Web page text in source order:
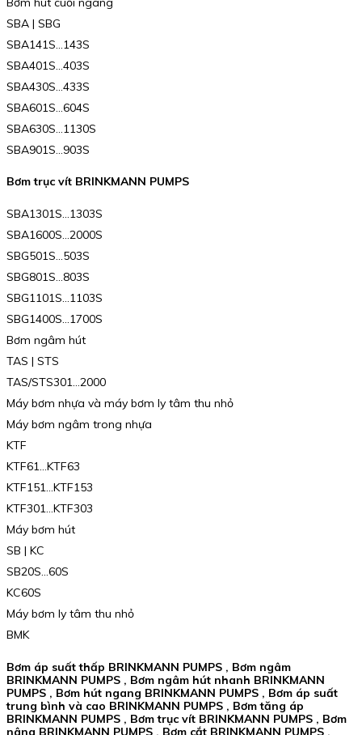
SBA | SBG
SBA141S…143S
SBA401S…403S
SBA430S…433S
SBA601S…604S
SBA630S…1130S
SBA901S…903S
Bơm trục vít BRINKMANN PUMPS
SBA1301S…1303S
SBA1600S…2000S
SBG501S…503S
SBG801S…803S
SBG1101S…1103S
SBG1400S…1700S
Bơm ngâm hút
TAS | STS
TAS/STS301…2000
Máy bơm nhựa và máy bơm ly tâm thu nhỏ
Máy bơm ngâm trong nhựa
KTF
KTF61…KTF63
KTF151…KTF153
KTF301…KTF303
Máy bơm hút
SB | KC
SB20S…60S
KC60S
Máy bơm ly tâm thu nhỏ
BMK
Bơm áp suất thấp BRINKMANN PUMPS , Bơm ngâm
BRINKMANN PUMPS , Bơm ngâm hút nhanh BRINKMANN
PUMPS , Bơm hút ngang BRINKMANN PUMPS , Bơm áp suất
trung bình và cao BRINKMANN PUMPS , Bơm tăng áp
BRINKMANN PUMPS , Bơm trục vít BRINKMANN PUMPS , Bơm
nâng BRINKMANN PUMPS , Bơm cắt BRINKMANN PUMPS ,